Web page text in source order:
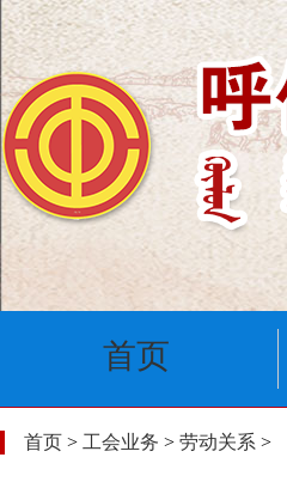
首页
首页 > 工会业务 > 劳动关系 >